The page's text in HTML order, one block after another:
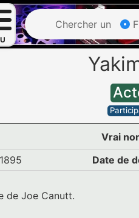
Chercher un
Vrai
Date de
de Joe Canutt.